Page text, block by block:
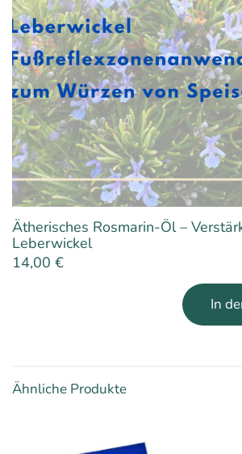
Produktseite
gewählt
werden
Ätherisches Rosmarin-Öl –
Leberwickel
14,00 €
In
Ähnliche Produkte